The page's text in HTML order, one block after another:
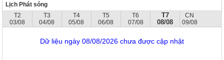
Lịch Phát sóng
T2
03/08
T3
04/08
T4
05/08
T5
06/08
T6
07/08
T7
08/08
CN
09/08
Dữ liệu ngày 08/08/2026 chưa được cập nhật